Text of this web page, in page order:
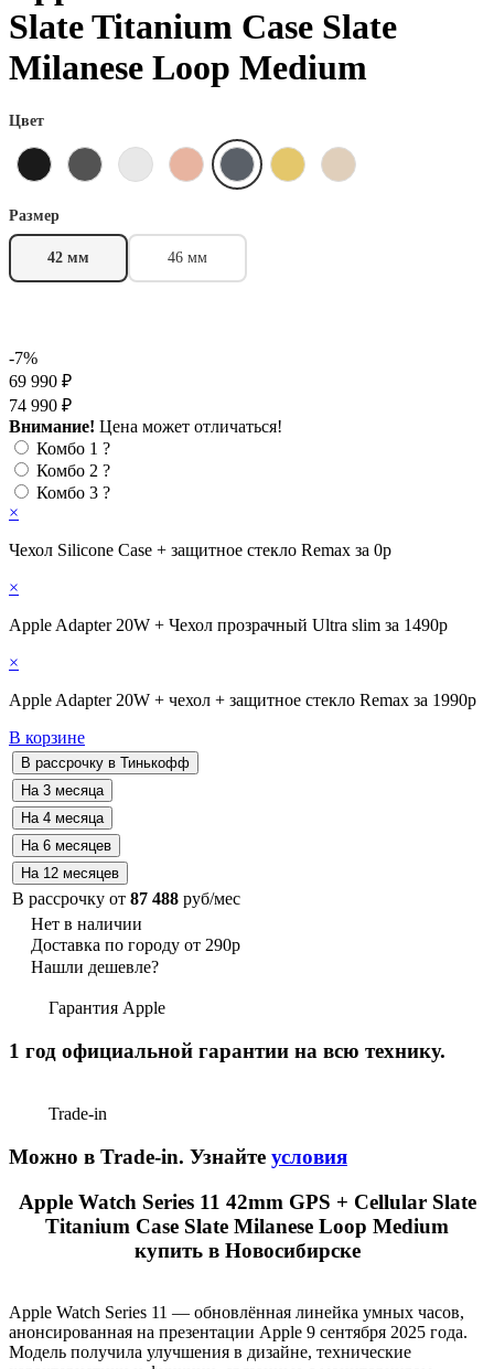
Slate Titanium Case Slate
Milanese Loop Medium
Цвет
Размер
42 мм 46 мм
-7%
69 990 ₽
74 990 ₽
Внимание! Цена может отличаться!
Комбо 1 ?
Комбо 2 ?
Комбо 3 ?
×
Чехол Silicone Case + защитное стекло Remax за 0р
×
Apple Adapter 20W + Чехол прозрачный Ultra slim за 1490р
×
Apple Adapter 20W + чехол + защитное стекло Remax за 1990р
В корзине
В рассрочку от 87 488 руб/мес
Нет в наличии
Доставка по городу от 290р
Нашли дешевле?
Гарантия Apple
1 год официальной гарантии на всю технику.
Trade-in
Можно в Trade-in. Узнайте условия
Apple Watch Series 11 42mm GPS + Cellular Slate
Titanium Case Slate Milanese Loop Medium
купить в Новосибирске
Apple Watch Series 11 — обновлённая линейка умных часов,
анонсированная на презентации Apple 9 сентября 2025 года.
Модель получила улучшения в дизайне, технические